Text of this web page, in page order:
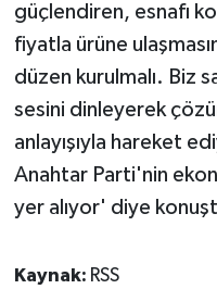
güçlendiren, esnafı
fiyatla ürüne
düzen kurulmalı. Biz
sesini dinleyerek
anlayışıyla hareket
Anahtar Parti'nin
yer alıyor' diye
Kaynak: RSS